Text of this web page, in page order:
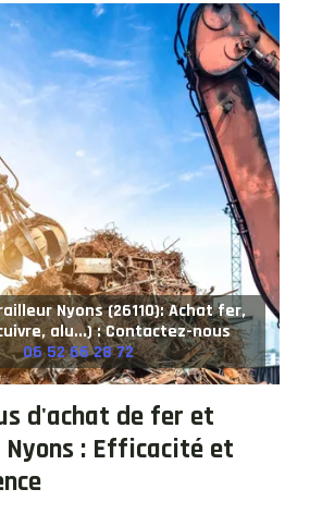
Nyons (26110): Achat fer,
alu...) : Contactez-nous
06 52 66 28 72
d'achat de fer et
: Efficacité et